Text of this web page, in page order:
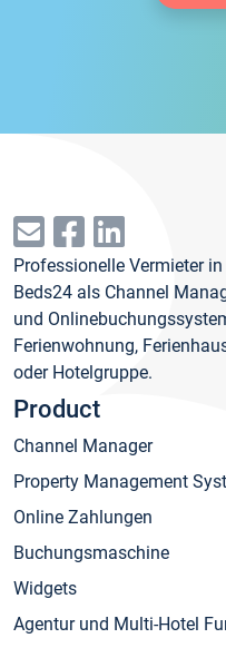
Professionelle Vermieter
Beds24 als Channel
und
Ferienwohnung,
oder Hotelgruppe.
Product
Channel Manager
Property Management
Online Zahlungen
Buchungsmaschine
Widgets
Agentur und Multi-Hotel